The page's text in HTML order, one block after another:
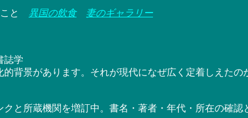
こと 異国の飲食 妻のギャラリー
誌学
背景があります。それが現代になぜ広く定着しえた
クと所蔵機関を増訂中。書名・著者・年代・所在の確